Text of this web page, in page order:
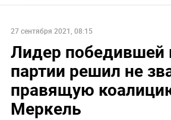
27 сентября 2021, 08:15
Лидер победившей
партии решил не
правящую
Меркель